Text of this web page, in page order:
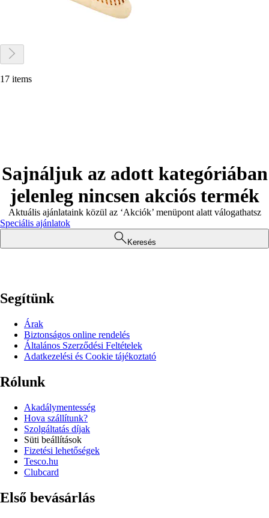
17 items
Sajnáljuk az adott kategóriában
jelenleg nincsen akciós termék
Aktuális ajánlataink közül az ‘Akciók’ menüpont alatt válogathatsz
Speciális ajánlatok
Keresés
Segítünk
Árak
Biztonságos online rendelés
Általános Szerződési Feltételek
Adatkezelési és Cookie tájékoztató
Rólunk
Akadálymentesség
Hova szállítunk?
Szolgáltatás díjak
Süti beállítások
Fizetési lehetőségek
Tesco.hu
Clubcard
Első bevásárlás